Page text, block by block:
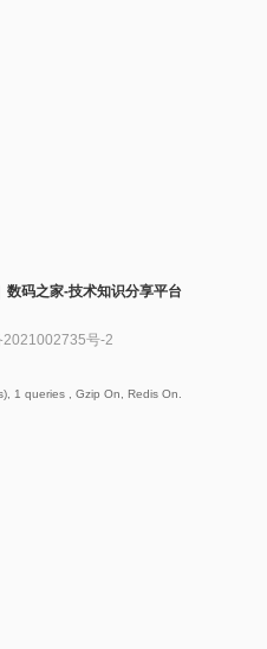
数码之家-技术知识分享平台
2021002735号-2
1 queries , Gzip On, Redis On.